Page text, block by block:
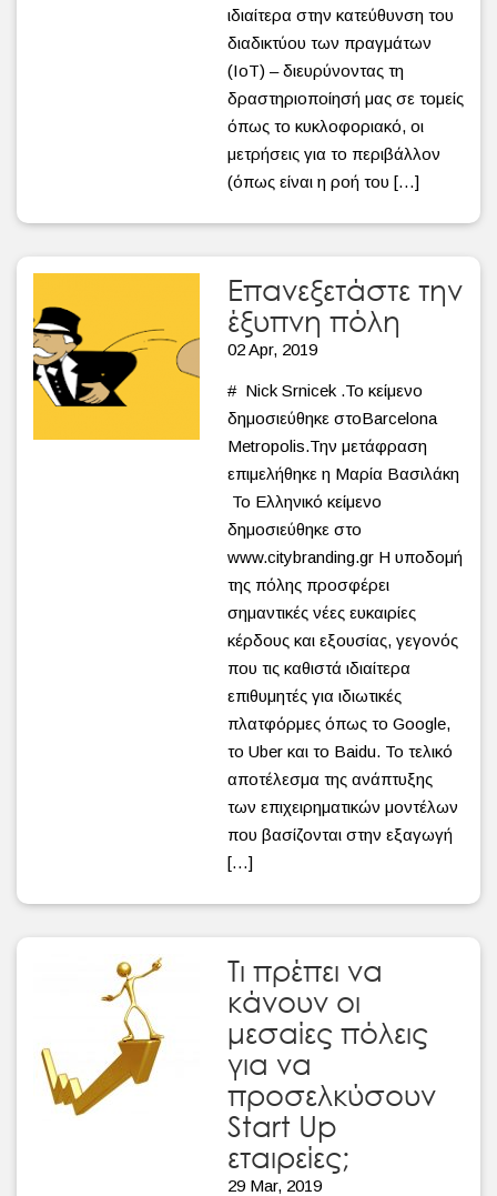
ιδιαίτερα στην κατεύθυνση του
διαδικτύου των πραγμάτων
(ΙοΤ) – διευρύνοντας τη
δραστηριοποίησή μας σε τομείς
όπως το κυκλοφοριακό, οι
μετρήσεις για το περιβάλλον
(όπως είναι η ροή του […]
Eπανεξετάστε την
έξυπνη πόλη
02 Apr, 2019
# Nick Srnicek .Το κείμενο
δημοσιεύθηκε στοBarcelona
Metropolis.Την μετάφραση
επιμελήθηκε η Μαρία Βασιλάκη
Το Ελληνικό κείμενο
δημοσιεύθηκε στο
www.citybranding.gr Η υποδομή
της πόλης προσφέρει
σημαντικές νέες ευκαιρίες
κέρδους και εξουσίας, γεγονός
που τις καθιστά ιδιαίτερα
επιθυμητές για ιδιωτικές
πλατφόρμες όπως το Google,
το Uber και το Baidu. Το τελικό
αποτέλεσμα της ανάπτυξης
των επιχειρηματικών μοντέλων
που βασίζονται στην εξαγωγή
[…]
Τι πρέπει να
κάνουν οι
μεσαίες πόλεις
για να
προσελκύσουν
Start Up
εταιρείες;
29 Mar, 2019